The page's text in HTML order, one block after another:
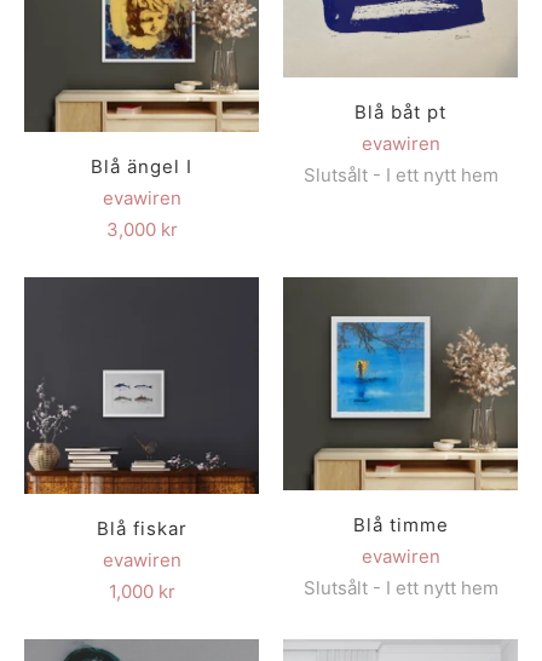
Blå ängel I
evawiren
3,000 kr
Blå båt pt
evawiren
Slutsålt - I ett nytt hem
Blå fiskar
evawiren
1,000 kr
Blå timme
evawiren
Slutsålt - I ett nytt hem